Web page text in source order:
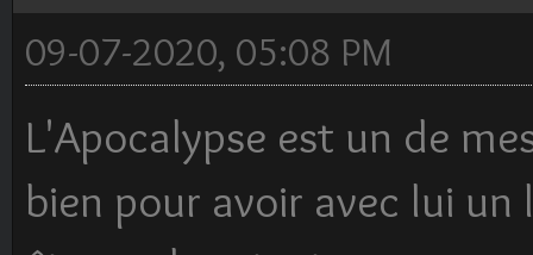
09-07-2020, 05:08 PM
L'Apocalypse est un de
bien pour avoir avec lui